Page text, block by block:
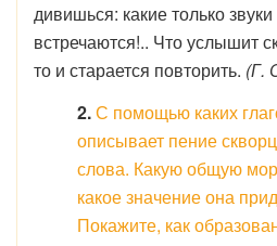
дивишься: какие только
встречаются!.. Что услышит
то и старается повторить. (Г.
2.С помощью каких
описывает пение
слова. Какую общую
какое значение она
Покажите, как